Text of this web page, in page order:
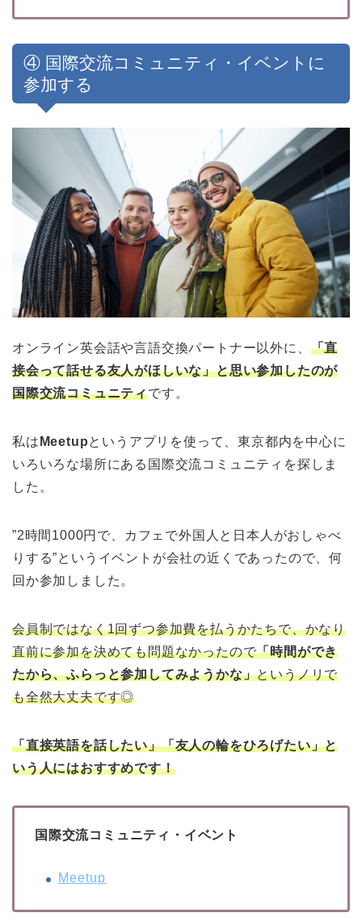
④ 国際交流コミュニティ・イベントに
参加する
オンライン英会話や言語交換パートナー以外に、 「直
接会って話せる友人がほしいな」と思い参加したのが
国際交流コミュニティです。
私は Meetupというアプリを使って、東京都内を中心に
いろいろな場所にある国際交流コミュニティを探しま
した。
”2時間1000円で、カフェで外国人と日本人がおしゃべ
りする”というイベントが会社の近くであったので、何
回か参加しました。
会員制ではなく1回ずつ参加費を払うかたちで、かなり
直前に参加を決めても問題なかったので「時間ができ
たから、ふらっと参加してみようかな」というノリで
も全然大丈夫です◎
「直接英語を話したい」「友人の輪をひろげたい」と
いう人にはおすすめです！
国際交流コミュニティ・イベント
Meetup